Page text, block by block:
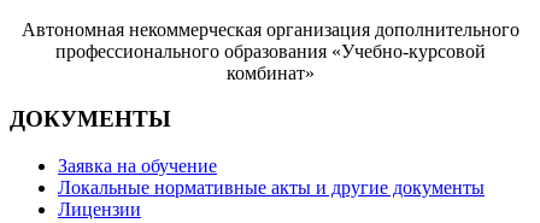
Автономная некоммерческая организация дополнительного
профессионального образования «Учебно-курсовой
комбинат»
ДОКУМЕНТЫ
Заявка на обучение
Локальные нормативные акты и другие документы
Лицензии